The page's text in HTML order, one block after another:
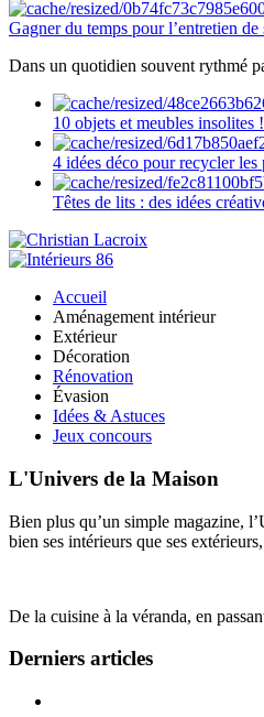
Gagner du temps pour l’entretien
Dans un quotidien souvent rythmé
10 objets et meubles insolites !
4 idées déco pour recycler
Têtes de lits : des idées
Accueil
Aménagement intérieur
Extérieur
Décoration
Rénovation
Évasion
Idées & Astuces
Jeux concours
L'Univers de la Maison
Bien plus qu’un simple magazine,
bien ses intérieurs que ses
De la cuisine à la véranda, en
Derniers articles